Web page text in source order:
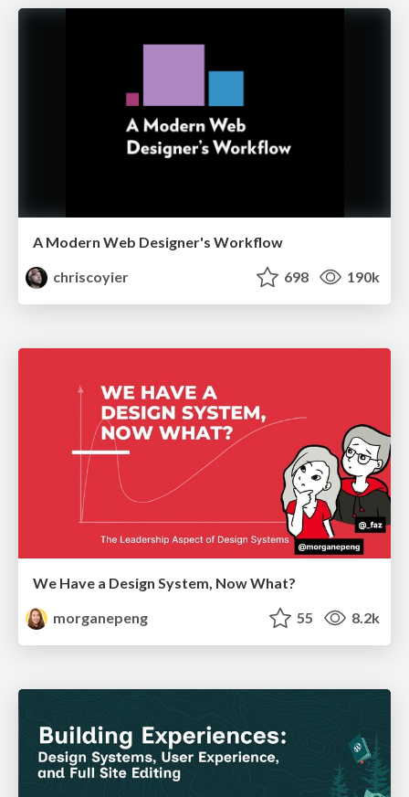
A Modern Web Designer's Workflow
chriscoyier
698 190k
We Have a Design System, Now What?
morganepeng
55 8.2k